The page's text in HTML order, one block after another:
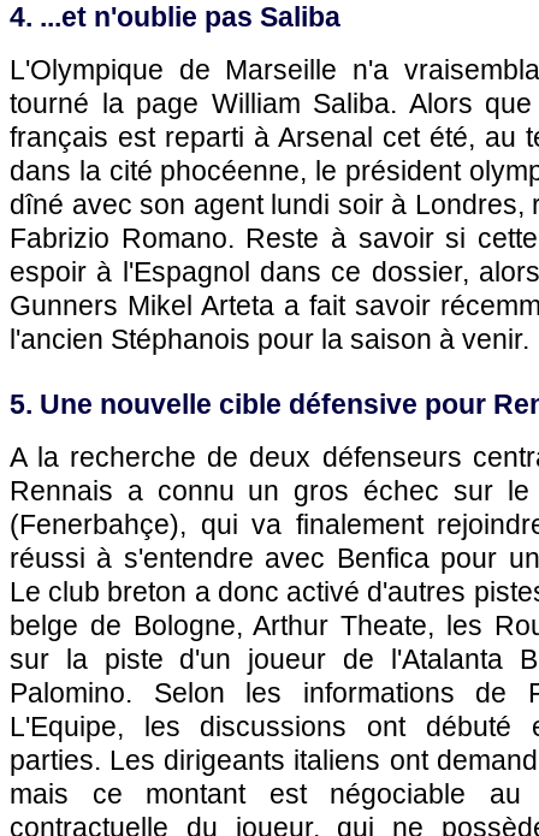
4. ...et n'oublie pas Saliba
L'Olympique de Marseille n'a
tourné la page William Saliba. Alors
français est reparti à Arsenal cet été, au
dans la cité phocéenne, le président
dîné avec son agent lundi soir à Londres,
Fabrizio Romano. Reste à savoir si
espoir à l'Espagnol dans ce dossier,
Gunners Mikel Arteta a fait savoir
l'ancien Stéphanois pour la saison à venir.
5. Une nouvelle cible défensive pour
A la recherche de deux défenseurs
Rennais a connu un gros échec sur le
(Fenerbahçe), qui va finalement
réussi à s'entendre avec Benfica pour
Le club breton a donc activé d'autres
belge de Bologne, Arthur Theate, les
sur la piste d'un joueur de l'Atalanta
Palomino. Selon les informations de
L'Equipe, les discussions ont débuté
parties. Les dirigeants italiens ont
mais ce montant est négociable
contractuelle du joueur, qui ne